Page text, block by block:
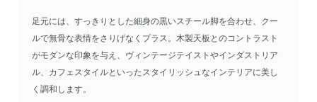
足元には、すっきりとした細身の黒いスチール脚を合わせ、クー
ルで無骨な表情をさりげなくプラス。木製天板とのコントラスト
がモダンな印象を与え、ヴィンテージテイストやインダストリア
ル、カフェスタイルといったスタイリッシュなインテリアに美し
く調和します。